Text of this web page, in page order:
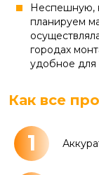
Неспешную,
планируем
городах
удобное для
Как все
1